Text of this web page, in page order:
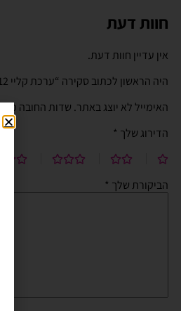
חוות דעת
אין עדיין חוות דעת.
היה הראשון לכתוב סקירה “ערכת קליי 12 יח' במזוודה”
האימייל לא יוצג באתר. שדות החובה
הדירוג שלך *
הביקורת שלך *
בלוני
יומההולדת
טובים
לאמצעי
וקל